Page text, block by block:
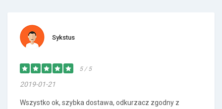
Sykstus
5 / 5
2019-01-21
Wszystko ok, szybka dostawa, odkurzacz zgodny z